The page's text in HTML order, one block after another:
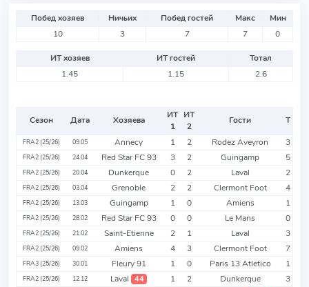
Побед хозяев Ничьих Побед гостей Макс
Мин
10
3 7 7 0
ИТ хозяев ИТ гостей
Тотал
1.45
1.15 2.6
Сезон Дата Хозяева
ИТ
1
ИТ
2
Гости Т
FRA2 (25/26) 09.05 Annecy 1 2 Rodez Aveyron 3
FRA2 (25/26) 24.04 Red Star FC 93 3 2 Guingamp 5
FRA2 (25/26) 20.04 Dunkerque 0 2 Laval 2
FRA2 (25/26) 03.04 Grenoble 2 2 Clermont Foot 4
FRA2 (25/26) 13.03 Guingamp 1 0 Amiens 1
FRA2 (25/26) 28.02 Red Star FC 93 0 0 Le Mans 0
FRA2 (25/26) 21.02 Saint-Etienne 2 1 Laval 3
FRA2 (25/26) 09.02 Amiens 4 3 Clermont Foot 7
FRA3 (25/26) 30.01 Fleury 91 1 0 Paris 13 Atletico 1
FRA2 (25/26) 12.12 Laval 44 1 2 Dunkerque 3